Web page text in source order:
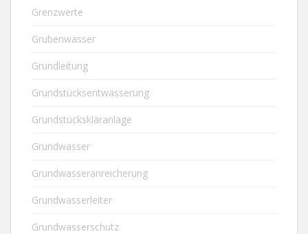
Grenzwerte
Grubenwasser
Grundleitung
Grundstücksentwässerung
Grundstückskläranlage
Grundwasser
Grundwasseranreicherung
Grundwasserleiter
Grundwasserschutz